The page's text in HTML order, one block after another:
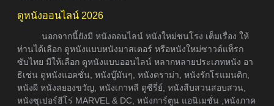
ดูหนังออนไลน์ 2026
นอกจากนี้ยังมี หนังออนไลน์ หนังใหม่ชนโรง เต็มเรื่อง ให้
ท่านได้เลือก ดูหนังแบบหนังมาสเตอร์ หรือหนังใหม่ซาวด์แท็รก
ซับไทย มีให้เลือก ดูหนังแบบออนไลน์ หลากหลายประเภทหนัง อา
ธิเช่น ดูหนังแอคชั่น, หนังบู๊มันๆ, หนังดราม่า, หนังรักโรแมนติก,
หนังผี หนังสยองขวัญ, หนังเกาหลี ดูซีรี่ย์, หนังสืบสวนสอบสวน,
หนังซุเปอร์ฮีโร่ MARVEL & DC, หนังการ์ตูน แอนิเมชั่น ,หนังภาค